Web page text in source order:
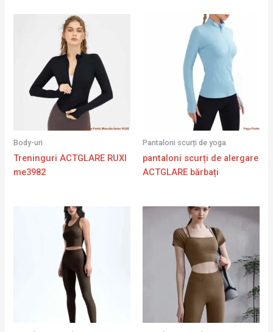
Body-uri
Treninguri ACTGLARE RUXI
me3982
Pantaloni scurți de yoga
pantaloni scurți de alergare
ACTGLARE bărbați